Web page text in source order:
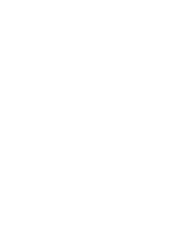
令、ガイドラ
並びにこの
令等により例